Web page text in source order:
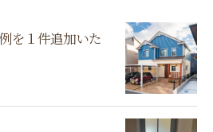
を１件追加いた